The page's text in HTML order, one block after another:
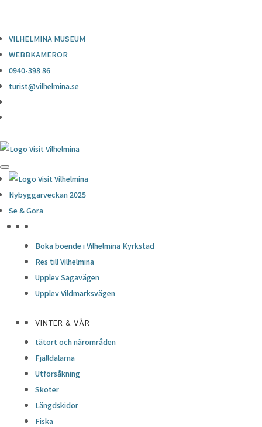
VILHELMINA MUSEUM
WEBBKAMEROR
0940-398 86
turist@vilhelmina.se
Nybyggarveckan 2025
Se & Göra
Boka boende i Vilhelmina Kyrkstad
Res till Vilhelmina
Upplev Sagavägen
Upplev Vildmarksvägen
VINTER & VÅR
tätort och närområden
Fjälldalarna
Utförsåkning
Skoter
Längdskidor
Fiska